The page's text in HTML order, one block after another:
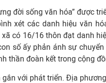
đời sống văn hóa” được
xét các danh hiệu văn
có 16/16 thôn đạt danh
số ấy phản ánh sự
thần đoàn kết trong cộng
với phát triển. Địa